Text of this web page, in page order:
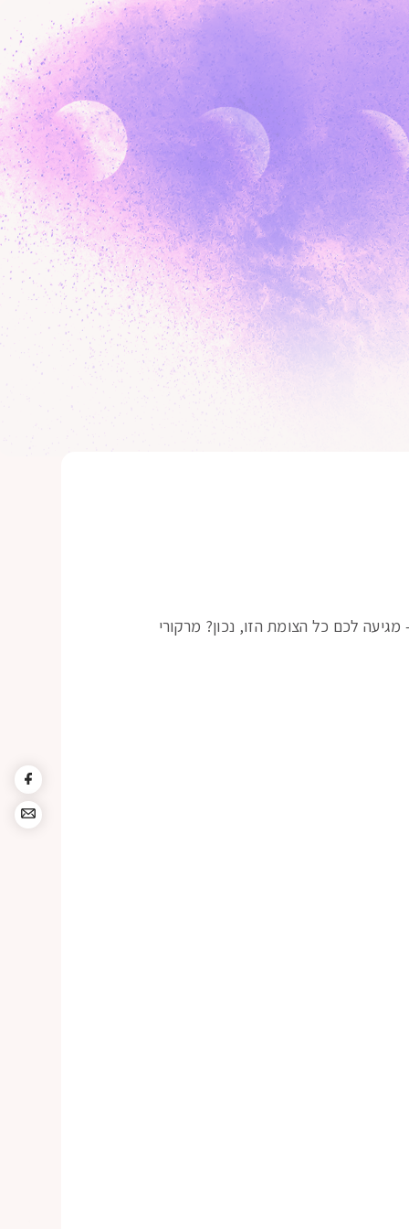
לכם כל הצומת הזו, נכון? מרקורי